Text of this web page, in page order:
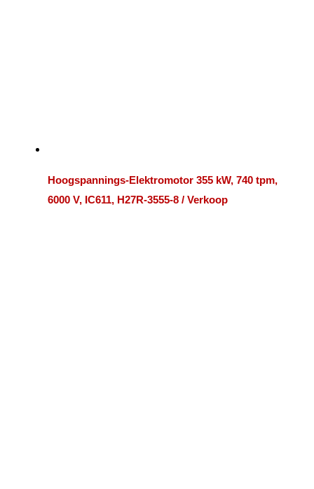
Hoogspannings-Elektromotor 355 kW, 740 tpm,
6000 V, IC611, H27R-3555-8 / Verkoop